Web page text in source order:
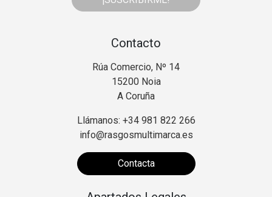
Contacto
Rúa Comercio, Nº 14
15200 Noia
A Coruña
Llámanos: +34 981 822 266
info@rasgosmultimarca.es
Contacta